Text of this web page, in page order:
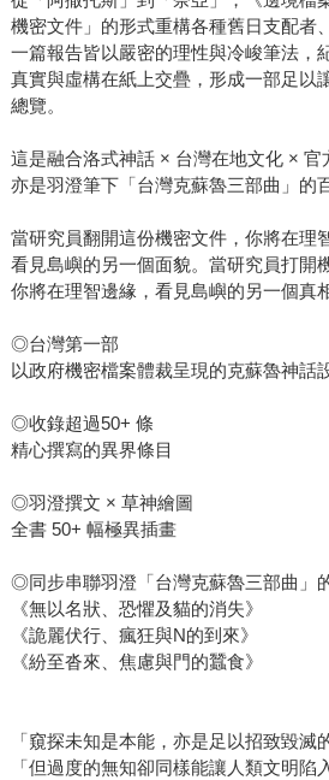
機密文件」的形式重構各種舊日支配者
一篇報告皆以嚴密的理性與冷峻筆法，
真實與虛構在紙上交疊，形成一部足以
總覽。
這是融合洛式神話 × 台灣在地文化 × 官
亦是羽澄筆下「台灣克蘇魯三部曲」的
當研究員翻開這份機密文件，你將在理
看見島嶼的另一個面貌。當研究員打開
你將在理智邊緣，看見島嶼的另一個真相
◎台灣第一部
以政府機密檔案體裁呈現的克蘇魯神話
◎收錄超過50+ 條
精心撰寫的異界條目
◎羽澄撰文 × 草神繪圖
全書 50+ 幅極異插畫
◎同步串聯羽澄「台灣克蘇魯三部曲」
《無以名狀、恐懼及貓的消失》
《詭麗伏行、瘋狂與N的到來》
《紛至沓來、焦慮與門的蠶食》
「窺探未知是本能，亦是足以招致毀滅
「但過度的無知卻同樣能讓人類文明陷